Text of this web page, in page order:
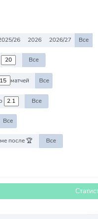
26 2026 2026/27 Все
Все
матчей Все
Все
Все
после 🏆 Все